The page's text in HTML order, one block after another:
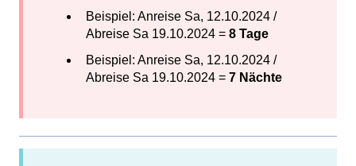
Beispiel: Anreise Sa, 12.10.2024 /
Abreise Sa 19.10.2024 = 8 Tage
Beispiel: Anreise Sa, 12.10.2024 /
Abreise Sa 19.10.2024 = 7 Nächte